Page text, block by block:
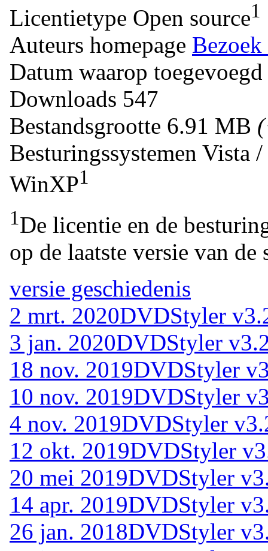
Licentietype Open source1
Auteurs homepage
Datum waarop toegevoegd
Downloads 547
Bestandsgrootte 6.91 MB
Besturingssystemen Vista
WinXP1
1De licentie en de
op de laatste versie van de
versie geschiedenis
2 mrt. 2020DVDStyler
3 jan. 2020DVDStyler
18 nov. 2019DVDStyler
10 nov. 2019DVDStyler
4 nov. 2019DVDStyler
12 okt. 2019DVDStyler
20 mei 2019DVDStyler
14 apr. 2019DVDStyler
26 jan. 2018DVDStyler